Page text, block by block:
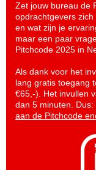
Zet jouw bureau de
opdrachtgevers
en wat zijn je
maar een paar
Pitchcode 2025 in
Als dank voor het
lang gratis toegang
€65,-). Het invullen
dan 5 minuten.
aan de Pitchcode